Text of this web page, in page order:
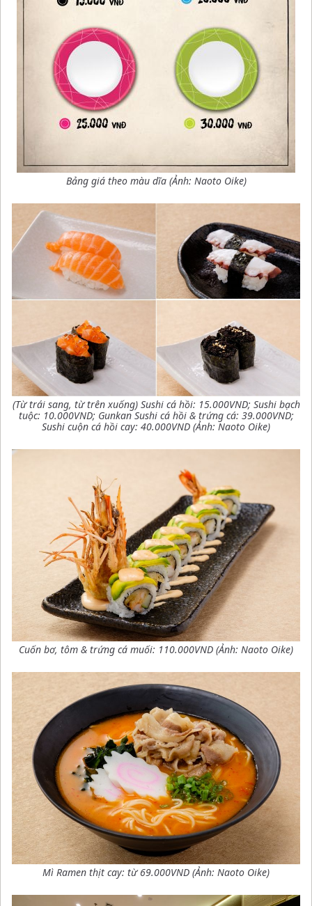
Bảng giá theo màu dĩa (Ảnh: Naoto Oike)
(Từ trái sang, từ trên xuống) Sushi cá hồi: 15.000VND; Sushi bạch
tuộc: 10.000VND; Gunkan Sushi cá hồi & trứng cá: 39.000VND;
Sushi cuộn cá hồi cay: 40.000VND (Ảnh: Naoto Oike)
Cuốn bơ, tôm & trứng cá muối: 110.000VND (Ảnh: Naoto Oike)
Mì Ramen thịt cay: từ 69.000VND (Ảnh: Naoto Oike)